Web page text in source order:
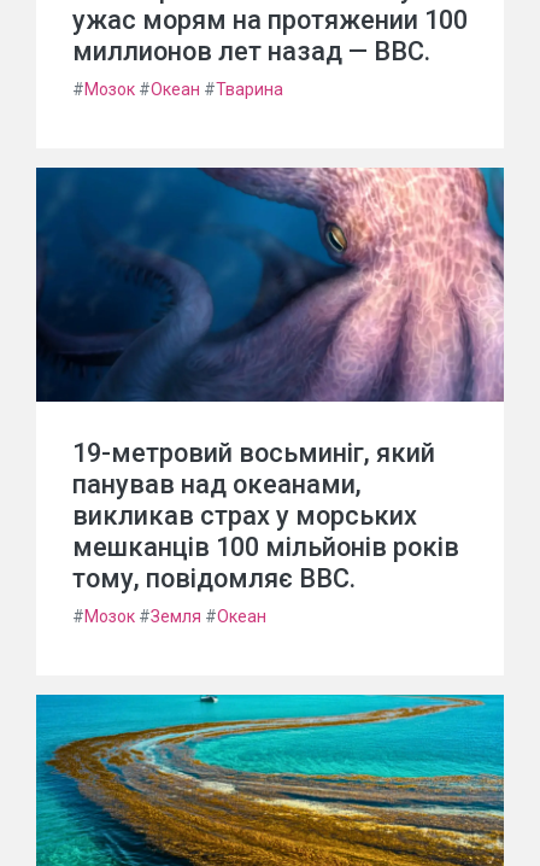
ужас морям на протяжении 100
миллионов лет назад — BBC.
#Мозок #Океан #Тварина
19-метровий восьминіг, який
панував над океанами,
викликав страх у морських
мешканців 100 мільйонів років
тому, повідомляє BBC.
#Мозок #Земля #Океан